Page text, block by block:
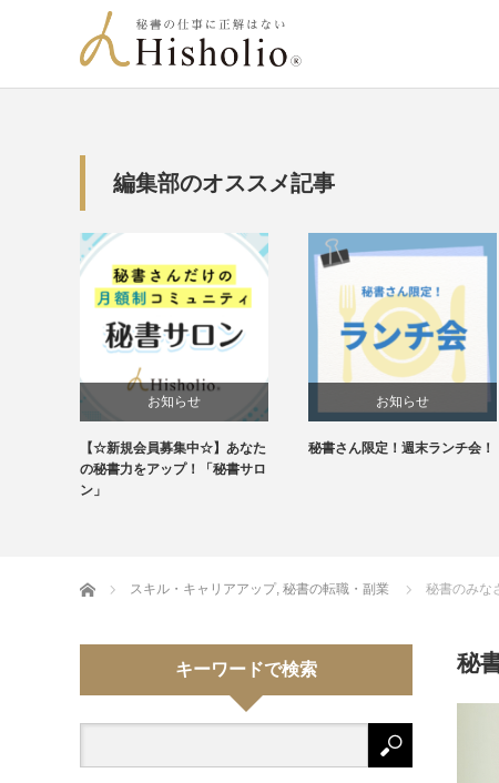
編集部のオススメ記事
お知らせ
未分類
【☆新規会員募集中☆】あなた
の秘書力をアップ！「秘書サロ
ン」
お知らせ
秘書さん限定！週末ランチ会！
Home スキル・キャリアアップ, 秘書の転職・副業 秘書のみな
秘
キーワードで検索